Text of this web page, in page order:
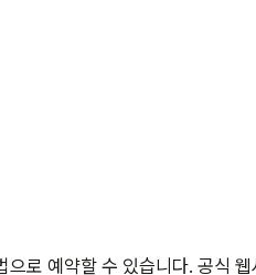
으로 예약할 수 있습니다. 공식